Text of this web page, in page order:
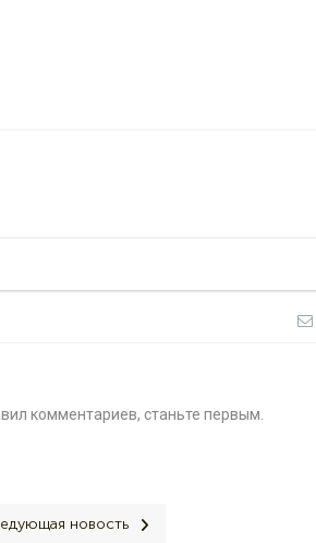
комментариев, станьте первым.
новость